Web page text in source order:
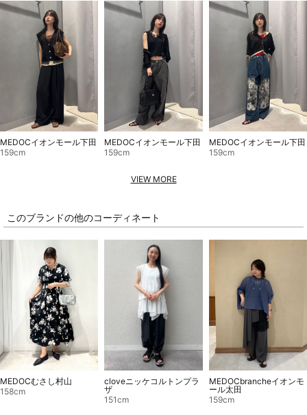
MEDOCイオンモール下田
159cm
MEDOCイオンモール下田
159cm
MEDOCイオンモール下田
159cm
VIEW MORE
このブランドの他のコーディネート
MEDOCむさし村山
158cm
cloveニッケコルトンプラ
ザ
151cm
MEDOCbrancheイオンモ
ール太田
159cm